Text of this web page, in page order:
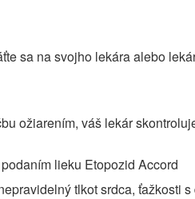
sa na svojho lekára alebo
ožiarením, váš lekár
lieku Etopozid Accord
tlkot srdca, ťažkosti s